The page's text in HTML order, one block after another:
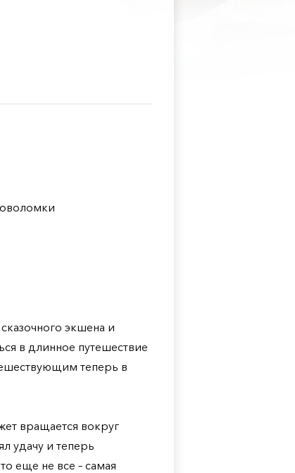
экшена и
в длинное путешествие
теперь в
вращается вокруг
удачу и теперь
еще не все – самая